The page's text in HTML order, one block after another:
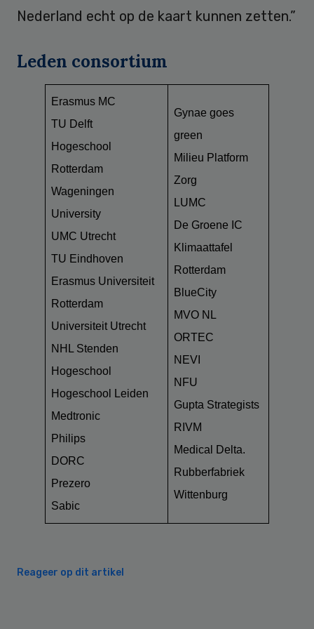
Nederland echt op de kaart kunnen zetten.”
Leden consortium
Erasmus MC
TU Delft
Hogeschool
Rotterdam
Wageningen
University
UMC Utrecht
TU Eindhoven
Erasmus Universiteit
Rotterdam
Universiteit Utrecht
NHL Stenden
Hogeschool
Hogeschool Leiden
Medtronic
Philips
DORC
Prezero
Sabic
Gynae goes
green
Milieu Platform
Zorg
LUMC
De Groene IC
Klimaattafel
Rotterdam
BlueCity
MVO NL
ORTEC
NEVI
NFU
Gupta Strategists
RIVM
Medical Delta.
Rubberfabriek
Wittenburg
Reageer op dit artikel